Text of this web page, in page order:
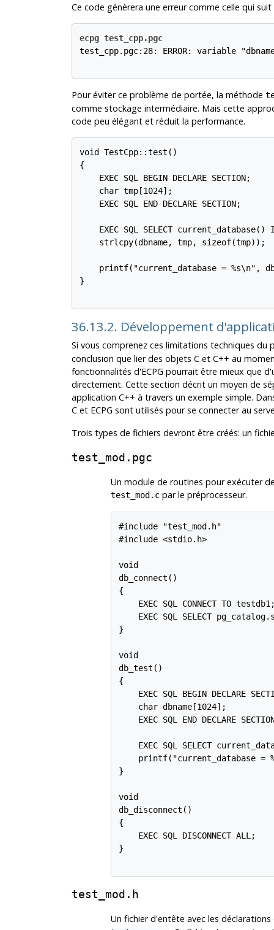
Ce code génèrera une erreur comme celle qui suit
ecpg test_cpp.pgc
test_cpp.pgc:28: ERROR: variable
Pour éviter ce problème de portée, la méthode
comme stockage intermédiaire. Mais cette
code peu élégant et réduit la performance.
void TestCpp::test()
{
    EXEC SQL BEGIN DECLARE SECTION;
    char tmp[1024];
    EXEC SQL END DECLARE SECTION;
EXEC SQL SELECT current_database()
    strlcpy(dbname, tmp, sizeof(tmp));
printf("current_database = %s\n",
}
36.13.2. Développement
Si vous comprenez ces limitations techniques du
conclusion que lier des objets C et C++ au
fonctionnalités d'ECPG pourrait être mieux que
directement. Cette section décrit un moyen de
application C++ à travers un exemple simple.
C et ECPG sont utilisés pour se connecter au
Trois types de fichiers devront être créés: un
test_mod.pgc
Un module de routines pour exécuter
test_mod.cpar le préprocesseur.
#include "test_mod.h"
#include <stdio.h>
void
db_connect()
{
EXEC SQL CONNECT TO
EXEC SQL SELECT
}
void
db_test()
{
EXEC SQL BEGIN DECLARE
    char dbname[1024];
EXEC SQL END DECLARE
EXEC SQL SELECT
printf("current_database =
}
void
db_disconnect()
{
    EXEC SQL DISCONNECT ALL;
}
test_mod.h
Un fichier d'entête avec les